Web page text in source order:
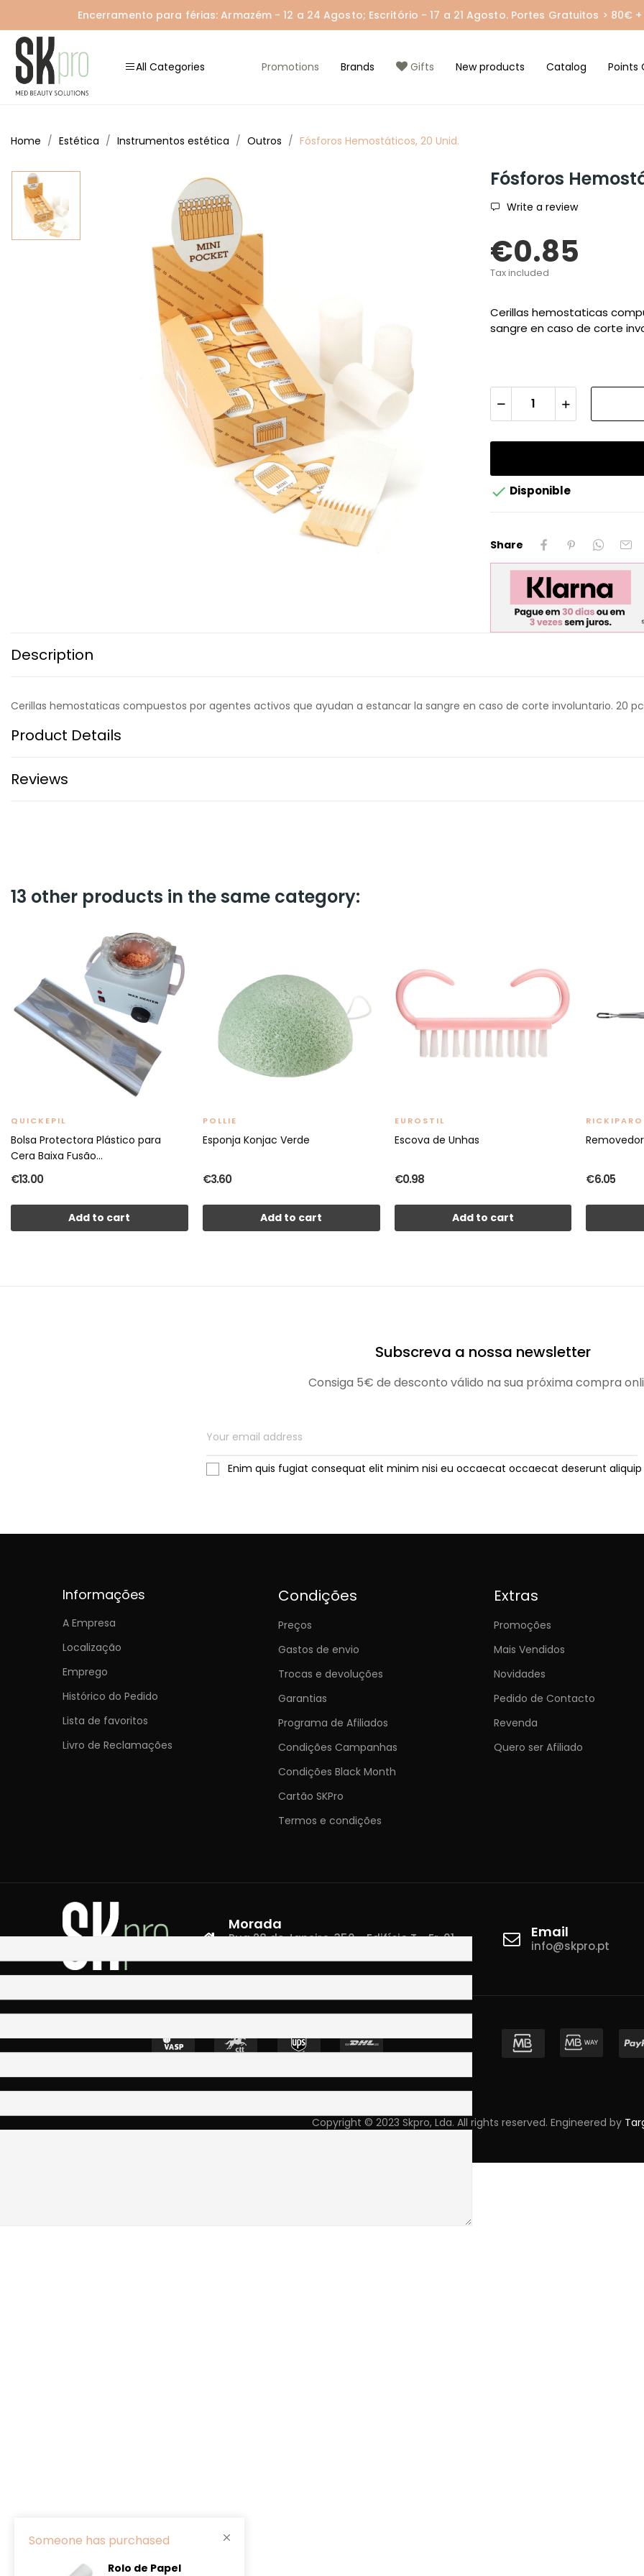
Encerramento para férias: Armazém - 12 a 24 Agosto; Escritório - 17 a 21 Agosto. Portes Gratuitos > 80€
All Categories Promotions Brands Gifts New products Catalog Points
Home Estética Instrumentos estética Outros Fósforos Hemostáticos, 20 Unid.
Fósforos
Write a review
€0.85
Tax included
Cerillas hemostaticas
sangre en caso de corte
 Disponible
Share
Description
Cerillas hemostaticas compuestos por agentes activos que ayudan a estancar la sangre en caso de corte involuntario. 20
Product Details
Reviews
13 other products in the same category:
QUICKEPIL
Bolsa Protectora Plástico para
Cera Baixa Fusão...
€13.00
Add to cart
POLLIE
Esponja Konjac Verde
€3.60
Add to cart
EUROSTIL
Escova de Unhas
€0.98
Add to cart
€6.05
Subscreva a nossa newsletter
Consiga 5€ de desconto válido na sua próxima compra
Enim quis fugiat consequat elit minim nisi eu occaecat occaecat deserunt aliquip
Informações
A Empresa
Localização
Emprego
Histórico do Pedido
Lista de favoritos
Livro de Reclamações
Condições
Preços
Gastos de envio
Trocas e devoluções
Garantias
Programa de Afiliados
Condições Campanhas
Condições Black Month
Cartão SKPro
Termos e condições
Extras
Promoções
Mais Vendidos
Novidades
Pedido de Contacto
Revenda
Quero ser Afiliado
Morada
Rua 28 de Janeiro, 350 - Edifício T - Fr. 01
Email
info@skpro.pt
Copyright © 2023 Skpro, Lda. All rights reserved. Engineered by
Someone has purchased
Rolo de Papel